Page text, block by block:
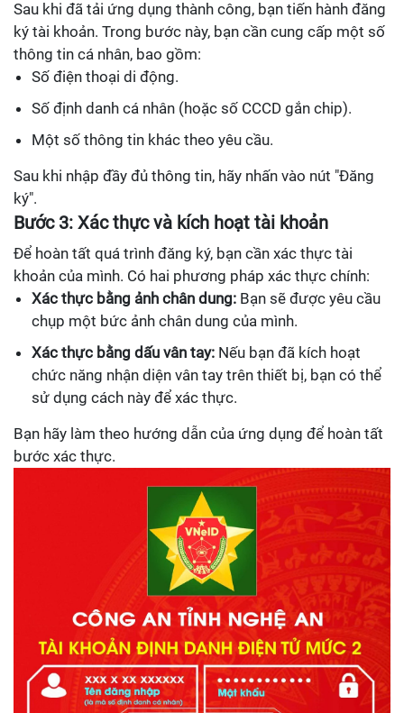
Sau khi đã tải ứng dụng thành công, bạn tiến hành đăng
ký tài khoản. Trong bước này, bạn cần cung cấp một số
thông tin cá nhân, bao gồm:
Số điện thoại di động.
Số định danh cá nhân (hoặc số CCCD gắn chip).
Một số thông tin khác theo yêu cầu.
Sau khi nhập đầy đủ thông tin, hãy nhấn vào nút "Đăng
ký".
Bước 3: Xác thực và kích hoạt tài khoản
Để hoàn tất quá trình đăng ký, bạn cần xác thực tài
khoản của mình. Có hai phương pháp xác thực chính:
Xác thực bằng ảnh chân dung: Bạn sẽ được yêu cầu
chụp một bức ảnh chân dung của mình.
Xác thực bằng dấu vân tay: Nếu bạn đã kích hoạt
chức năng nhận diện vân tay trên thiết bị, bạn có thể
sử dụng cách này để xác thực.
Bạn hãy làm theo hướng dẫn của ứng dụng để hoàn tất
bước xác thực.